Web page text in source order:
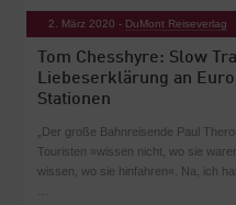
2. März 2020 - DuMont Reiseverlag
Tom Chesshyre: Slow
Liebeserklärung an
Stationen
„Der große Bahnreisende Paul
Touristen »wissen nicht, wo sie
wissen, wo sie hinfahren«. Na, ich